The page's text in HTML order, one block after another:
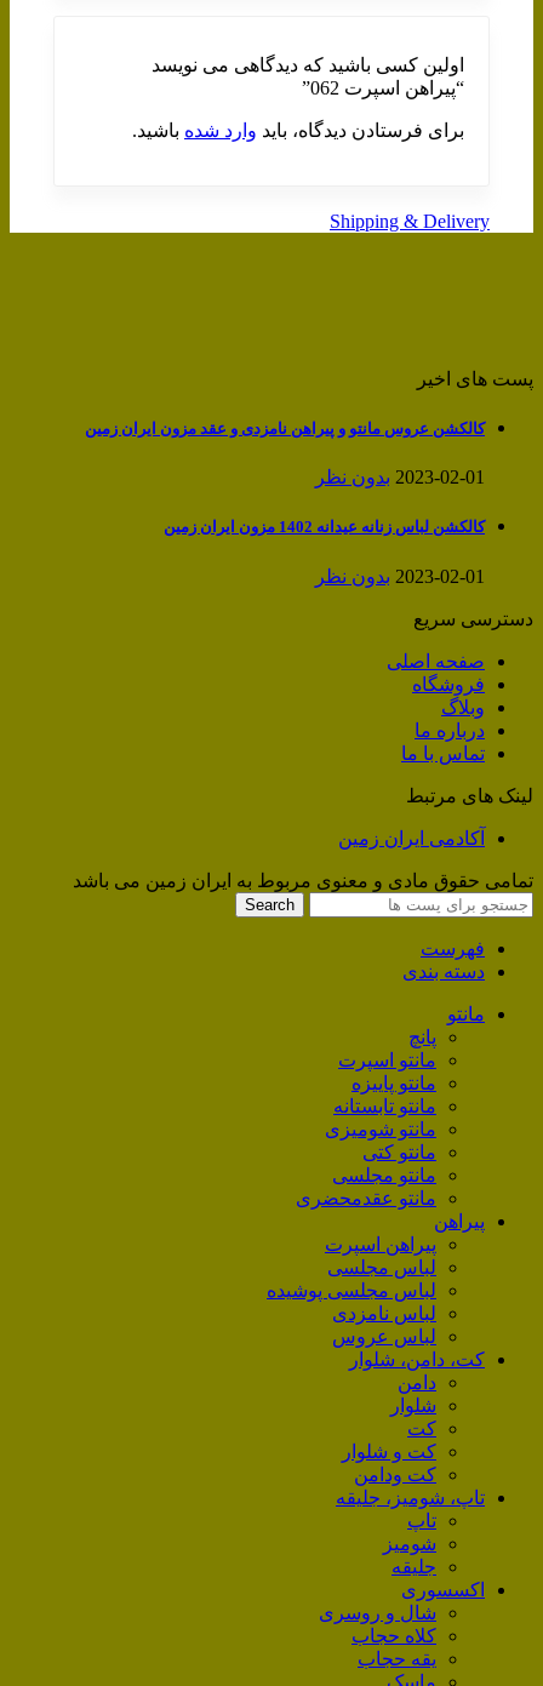
اولین کسی باشید که دیدگاهی می نویسد
“پیراهن اسپرت 062”
برای فرستادن دیدگاه، باید وارد شده باشید.
Shipping & Delivery
پست های اخیر
کالکشن عروس مانتو و پیراهن نامزدی و عقد مزون ایران زمین
2023-02-01 بدون نظر
کالکشن لباس زنانه عیدانه 1402 مزون ایران زمین
2023-02-01 بدون نظر
دسترسی سریع
صفحه اصلی
فروشگاه
وبلاگ
درباره ما
تماس با ما
لینک های مرتبط
آکادمی ایران زمین
تمامی حقوق مادی و معنوی مربوط به ایران زمین می باشد
Search
فهرست
دسته بندی
مانتو
پانچ
مانتو اسپرت
مانتو پاییزه
مانتو تابستانه
مانتو شومیزی
مانتو کتی
مانتو مجلسی
مانتو عقد‌محضری
پیراهن
پیراهن اسپرت
لباس مجلسی
لباس مجلسی پوشیده
لباس نامزدی
لباس عروس
کت، دامن، شلوار
دامن
شلوار
کت
کت و شلوار
کت ودامن
تاپ، شومیز، جلیقه
تاپ
شومیز
جلیقه
اکسسوری
شال و روسری
کلاه حجاب
یقه حجاب
ماسک